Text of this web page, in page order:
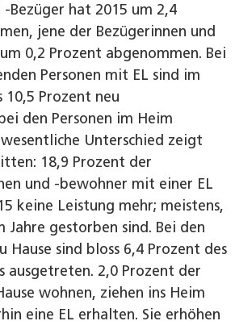
-Bezüger hat 2015 um 2,4
jene der Bezügerinnen und
0,2 Prozent abgenommen. Bei
Personen mit EL sind im
10,5 Prozent neu
den Personen im Heim
Unterschied zeigt
18,9 Prozent der
und -bewohner mit einer EL
keine Leistung mehr; meistens,
gestorben sind. Bei den
Hause sind bloss 6,4 Prozent des
ausgetreten. 2,0 Prozent der
wohnen, ziehen ins Heim
eine EL erhalten. Sie erhöhen